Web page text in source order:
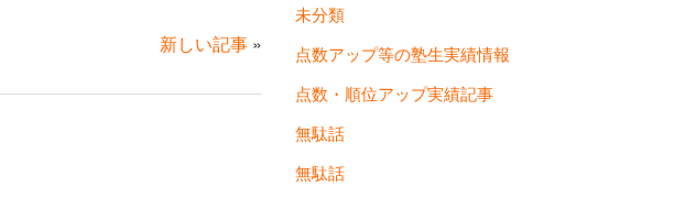
新しい記事»
未分類
点数アップ等の塾生実績情報
点数・順位アップ実績記事
無駄話
無駄話